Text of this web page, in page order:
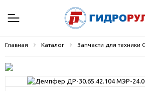
Главная Каталог Запчасти для